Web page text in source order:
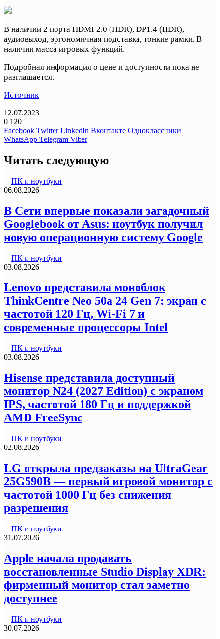
В наличии 2 порта HDMI 2.0 (HDR), DP1.4 (HDR),
аудиовыход, эргономичная подставка, тонкие рамки. В
наличии масса игровых функций.
Подробная информация о цене и доступности пока не
разглашается.
Источник
12.07.2023
0 120
Facebook Twitter LinkedIn Вконтакте Одноклассники
WhatsApp Telegram Viber
Читать следующую
ПК и ноутбуки
06.08.2026
В Сети впервые показали загадочный
Googlebook от Asus: ноутбук получил
новую операционную систему Google
ПК и ноутбуки
03.08.2026
Lenovo представила моноблок
ThinkCentre Neo 50a 24 Gen 7: экран с
частотой 120 Гц, Wi-Fi 7 и
современные процессоры Intel
ПК и ноутбуки
03.08.2026
Hisense представила доступный
монитор N24 (2027 Edition) с экраном
IPS, частотой 180 Гц и поддержкой
AMD FreeSync
ПК и ноутбуки
02.08.2026
LG открыла предзаказы на UltraGear
25G590B — первый игровой монитор с
частотой 1000 Гц без снижения
разрешения
ПК и ноутбуки
31.07.2026
Apple начала продавать
восстановленные Studio Display XDR:
фирменный монитор стал заметно
доступнее
ПК и ноутбуки
30.07.2026